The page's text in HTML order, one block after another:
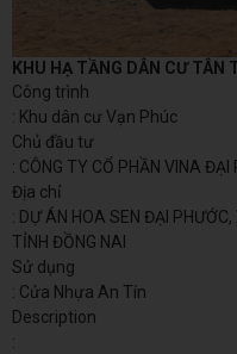
KHU HẠ TẦNG DÂN CƯ TÂN
Công trình
: Khu dân cư Vạn Phúc
Chủ đầu tư
: CÔNG TY CỔ PHẦN VINA ĐẠI
Địa chỉ
: DỰ ÁN HOA SEN ĐẠI
TỈNH ĐỒNG NAI
Sử dụng
: Cửa Nhựa An Tín
Description
: